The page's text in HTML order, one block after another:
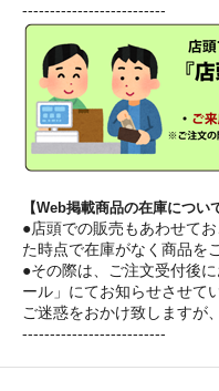
--------------------------
【Web掲載商品の在庫につい
●店頭での販売もあわせて
た時点で在庫がなく商品を
●その際は、ご注文受付後
ール」にてお知らせさせて
ご迷惑をおかけ致しますが
--------------------------